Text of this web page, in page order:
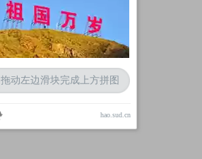
拖动左边滑块完成上方拼图
hao.sud.cn